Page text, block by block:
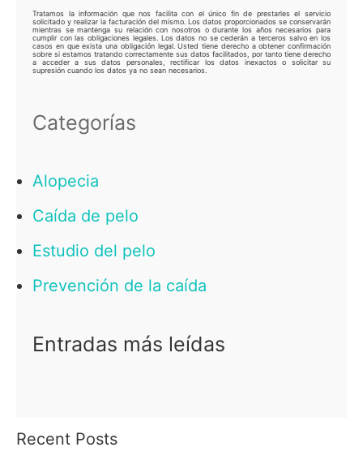
Tratamos la información que nos facilita con el único fin de prestarles el servicio
solicitado y realizar la facturación del mismo. Los datos proporcionados se conservarán
mientras se mantenga su relación con nosotros o durante los años necesarios para
cumplir con las obligaciones legales. Los datos no se cederán a terceros salvo en los
casos en que exista una obligación legal. Usted tiene derecho a obtener confirmación
sobre si estamos tratando correctamente sus datos facilitados, por tanto tiene derecho
a acceder a sus datos personales, rectificar los datos inexactos o solicitar su
supresión cuando los datos ya no sean necesarios.
Categorías
Alopecia
Caída de pelo
Estudio del pelo
Prevención de la caída
Entradas más leídas
Recent Posts